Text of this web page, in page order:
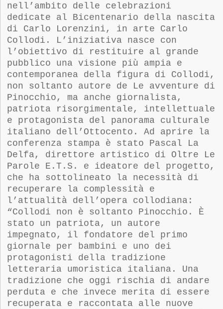
nell’ambito delle celebrazioni
dedicate al Bicentenario della nascita
di Carlo Lorenzini, in arte Carlo
Collodi. L’iniziativa nasce con
l’obiettivo di restituire al grande
pubblico una visione più ampia e
contemporanea della figura di Collodi,
non soltanto autore de Le avventure di
Pinocchio, ma anche giornalista,
patriota risorgimentale, intellettuale
e protagonista del panorama culturale
italiano dell’Ottocento. Ad aprire la
conferenza stampa è stato Pascal La
Delfa, direttore artistico di Oltre Le
Parole E.T.S. e ideatore del progetto,
che ha sottolineato la necessità di
recuperare la complessità e
l’attualità dell’opera collodiana:
“Collodi non è soltanto Pinocchio. È
stato un patriota, un autore
impegnato, il fondatore del primo
giornale per bambini e uno dei
protagonisti della tradizione
letteraria umoristica italiana. Una
tradizione che oggi rischia di andare
perduta e che invece merita di essere
recuperata e raccontata alle nuove